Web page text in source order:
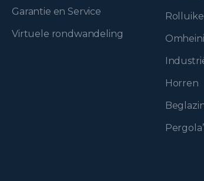
Garantie en Service
Virtuele rondwandeling
Horren